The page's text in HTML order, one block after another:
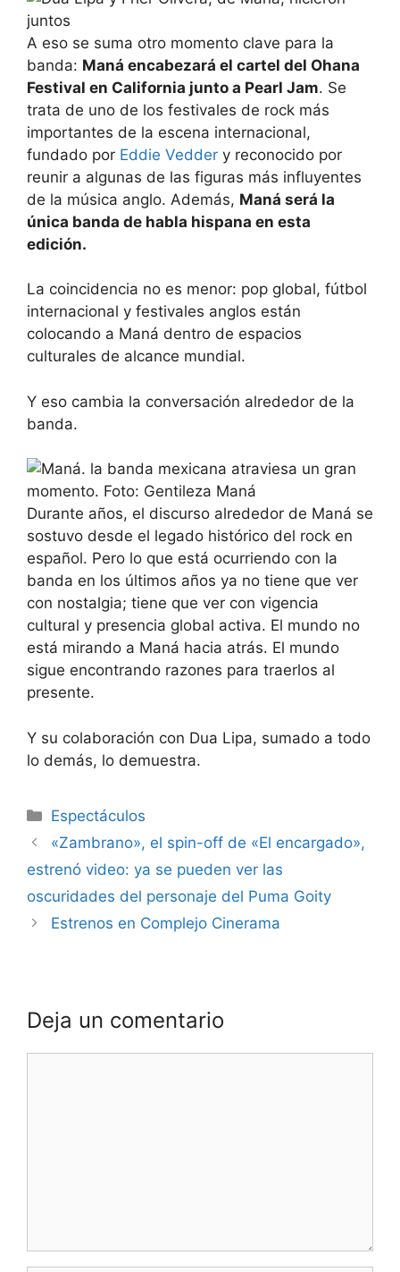
A eso se suma otro momento clave para la
banda: Maná encabezará el cartel del Ohana
Festival en California junto a Pearl Jam. Se
trata de uno de los festivales de rock más
importantes de la escena internacional,
fundado por Eddie Vedder y reconocido por
reunir a algunas de las figuras más influyentes
de la música anglo. Además, Maná será la
única banda de habla hispana en esta
edición.
La coincidencia no es menor: pop global, fútbol
internacional y festivales anglos están
colocando a Maná dentro de espacios
culturales de alcance mundial.
Y eso cambia la conversación alrededor de la
banda.
Durante años, el discurso alrededor de Maná se
sostuvo desde el legado histórico del rock en
español. Pero lo que está ocurriendo con la
banda en los últimos años ya no tiene que ver
con nostalgia; tiene que ver con vigencia
cultural y presencia global activa. El mundo no
está mirando a Maná hacia atrás. El mundo
sigue encontrando razones para traerlos al
presente.
Y su colaboración con Dua Lipa, sumado a todo
lo demás, lo demuestra.
Espectáculos
«Zambrano», el spin-off de «El encargado»,
estrenó video: ya se pueden ver las
oscuridades del personaje del Puma Goity
Estrenos en Complejo Cinerama
Deja un comentario